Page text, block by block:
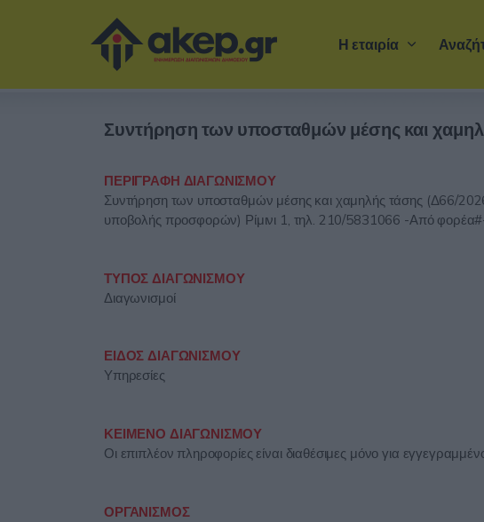
Η εταιρία
Συντήρηση των υποσταθμών μέσης και
ΠΕΡΙΓΡΑΦΗ ΔΙΑΓΩΝΙΣΜΟΥ
Συντήρηση των υποσταθμών μέσης και χαμηλής τάσης (Δ66/
υποβολής προσφορών) Ρίμινι 1, τηλ. 210/5831066 -Από
ΤΥΠΟΣ ΔΙΑΓΩΝΙΣΜΟΥ
Διαγωνισμοί
ΕΙΔΟΣ ΔΙΑΓΩΝΙΣΜΟΥ
Υπηρεσίες
ΚΕΙΜΕΝΟ ΔΙΑΓΩΝΙΣΜΟΥ
Οι επιπλέον πληροφορίες είναι διαθέσιμες μόνο για
ΟΡΓΑΝΙΣΜΟΣ